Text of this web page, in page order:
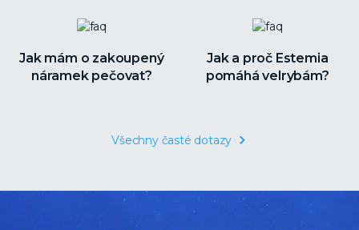
Jak mám o zakoupený
náramek pečovat?
Jak a proč Estemia
pomáhá velrybám?
Všechny časté dotazy